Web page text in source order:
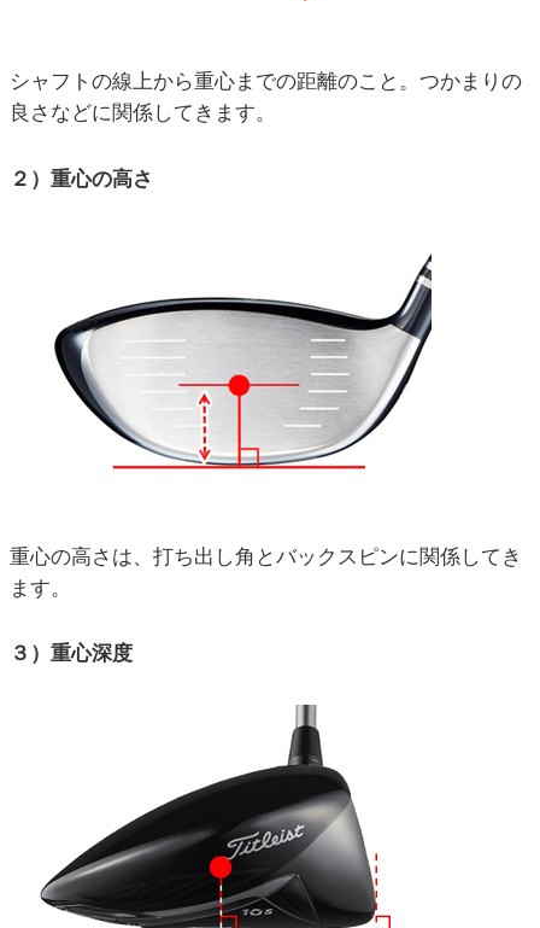
シャフトの線上から重心までの距離のこと。つかまりの
良さなどに関係してきます。
２）重心の高さ
重心の高さは、打ち出し角とバックスピンに関係してき
ます。
３）重心深度